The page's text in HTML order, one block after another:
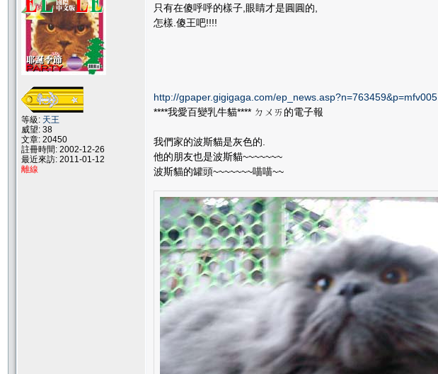
等級: 天王
威望: 38
文章: 20450
註冊時間: 2002-12-26
最近來訪: 2011-01-12
離線
只有在傻呼呼的樣子,眼睛才是圓圓的,
怎樣.傻王吧!!!!
http://gpaper.gigigaga.com/ep_news.asp?n=763459&p=mfv005
****我愛百變乳牛貓**** ㄉㄨㄞ的電子報
我們家的波斯貓是灰色的.
他的朋友也是波斯貓~~~~~~~
波斯貓的罐頭~~~~~~~喵喵~~